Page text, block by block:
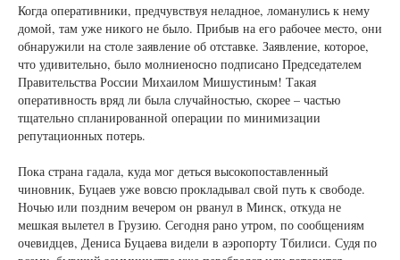
Когда оперативники, предчувствуя неладное, ломанулись к нему
домой, там уже никого не было. Прибыв на его рабочее место, они
обнаружили на столе заявление об отставке. Заявление, которое,
что удивительно, было молниеносно подписано Председателем
Правительства России Михаилом Мишустиным! Такая
оперативность вряд ли была случайностью, скорее – частью
тщательно спланированной операции по минимизации
репутационных потерь.
Пока страна гадала, куда мог деться высокопоставленный
чиновник, Буцаев уже вовсю прокладывал свой путь к свободе.
Ночью или поздним вечером он рванул в Минск, откуда не
мешкая вылетел в Грузию. Сегодня рано утром, по сообщениям
очевидцев, Дениса Буцаева видели в аэропорту Тбилиси. Судя по